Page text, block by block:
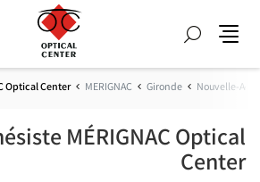
חפש
Nouvelle-
Gironde
MERIGNAC
Optical Center
MÉRIGNAC Optical
Center